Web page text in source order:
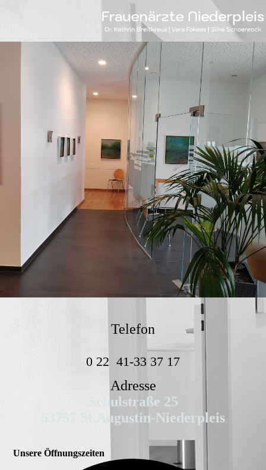
Telefon
0 22 41-33 37 17
Adresse
Schulstraße 25
53757 St.Augustin-Niederpleis
Unsere Öffnungszeiten